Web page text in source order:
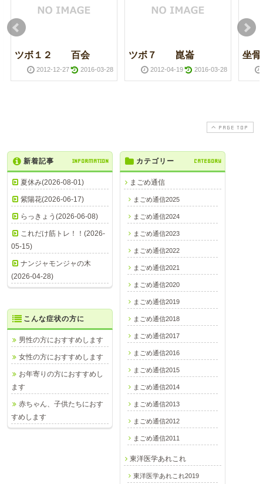
ツボ１２ 百会
2012-12-27 2016-03-28
ツボ７ 崑崙
2012-04-19 2016-03-28
坐
PAGE TOP
新着記事 INFORMATION
夏休み(2026-08-01)
紫陽花(2026-06-17)
らっきょう(2026-06-08)
これだけ筋トレ！！(2026-
05-15)
ナンジャモンジャの木
(2026-04-28)
カテゴリー CATEGORY
まごめ通信
まごめ通信2025
まごめ通信2024
まごめ通信2023
まごめ通信2022
まごめ通信2021
まごめ通信2020
まごめ通信2019
まごめ通信2018
まごめ通信2017
まごめ通信2016
まごめ通信2015
まごめ通信2014
まごめ通信2013
まごめ通信2012
まごめ通信2011
東洋医学あれこれ
東洋医学あれこれ2019
こんな症状の方に
男性の方におすすめします
女性の方におすすめします
お年寄りの方におすすめし
ます
赤ちゃん、子供たちにおす
すめします